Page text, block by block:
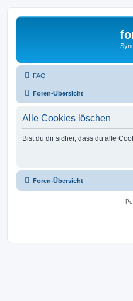
FAQ
Foren-Übersicht
Alle Cookies löschen
Bist du dir sicher, dass du alle
Foren-Übersicht